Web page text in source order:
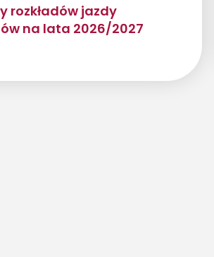
rozkładów jazdy
na lata 2026/2027